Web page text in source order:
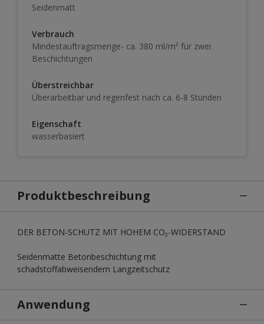
Seidenmatt
Verbrauch
Mindestauftragsmenge- ca. 380 ml/m² für zwei
Beschichtungen
Überstreichbar
Überarbeitbar und regenfest nach ca. 6-8 Stunden
Eigenschaft
wasserbasiert
Produktbeschreibung
DER BETON-SCHUTZ MIT HOHEM CO₂-WIDERSTAND
Seidenmatte Betonbeschichtung mit
schadstoffabweisendem Langzeitschutz
Anwendung